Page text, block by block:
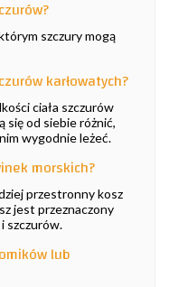
szczury mogą
karłowatych?
ciała szczurów
się od siebie różnić,
wygodnie leżeć.
morskich?
przestronny kosz
jest przeznaczony
szczurów.
lub